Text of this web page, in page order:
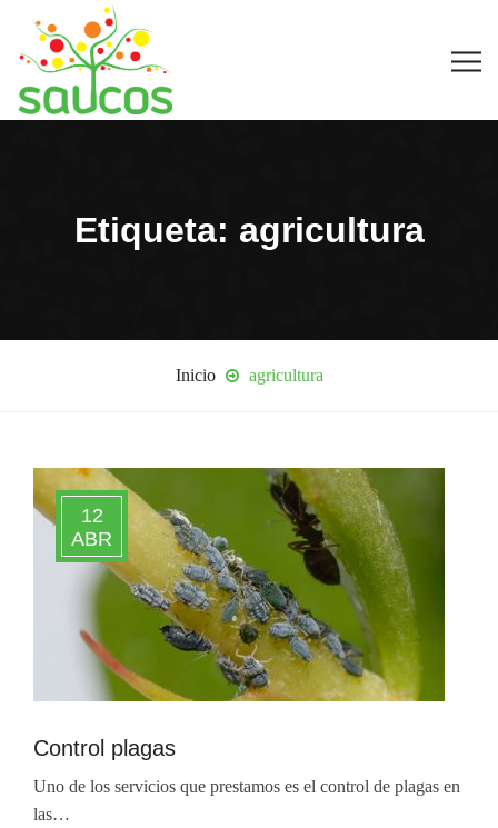
Etiqueta: agricultura
Inicio agricultura
12
ABR
Control plagas
Uno de los servicios que prestamos es el control de plagas en
las…